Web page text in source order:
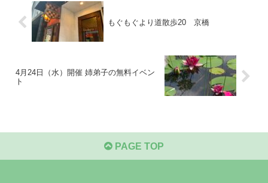
もぐもぐより道散歩20 京橋
4月24日（水）開催 姉弟子の無料イベン
ト
PAGE TOP